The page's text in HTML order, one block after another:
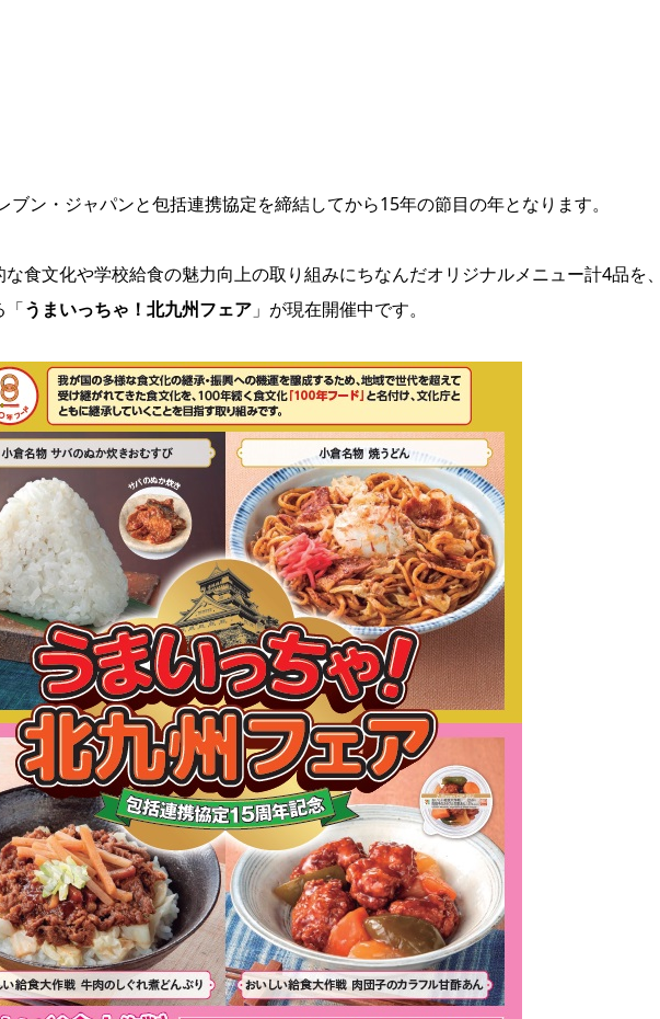
ン・ジャパンと包括連携協定を締結してから15年の節目の年となります。
食文化や学校給食の魅力向上の取り組みにちなんだオリジナルメニュー計4品を
「うまいっちゃ！北九州フェア」が現在開催中です。